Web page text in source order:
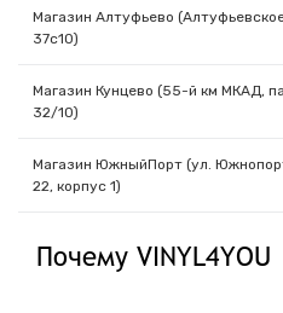
Магазин Алтуфьево
37с10)
Магазин Кунцево (55-й км МКАД,
32/10)
Магазин ЮжныйПорт (ул.
22, корпус 1)
Почему VINYL4YOU